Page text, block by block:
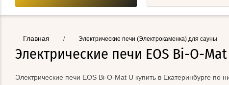
Главная / Электрические печи (Электрокаменка) для сауны
Электрические печи EOS Bi-O-Mat
Электрические печи EOS Bi-O-Mat U купить в Екатеринбурге по